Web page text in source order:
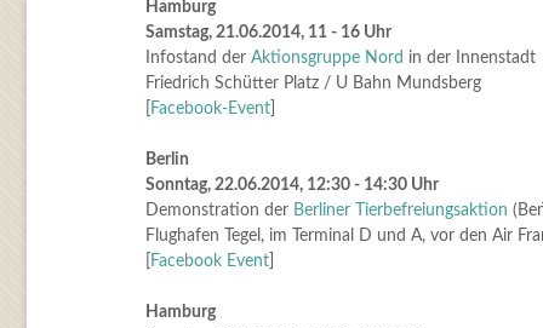
Hamburg
Samstag, 21.06.2014, 11 - 16 Uhr
Infostand der Aktionsgruppe Nord in der Innenstadt
Friedrich Schütter Platz / U Bahn Mundsberg
Facebook-Event]
Berlin
Sonntag, 22.06.2014, 12:30 - 14:30 Uhr
Demonstration der Berliner Tierbefreiungsaktion
Flughafen Tegel, im Terminal D und A, vor den Air
Facebook Event]
Hamburg